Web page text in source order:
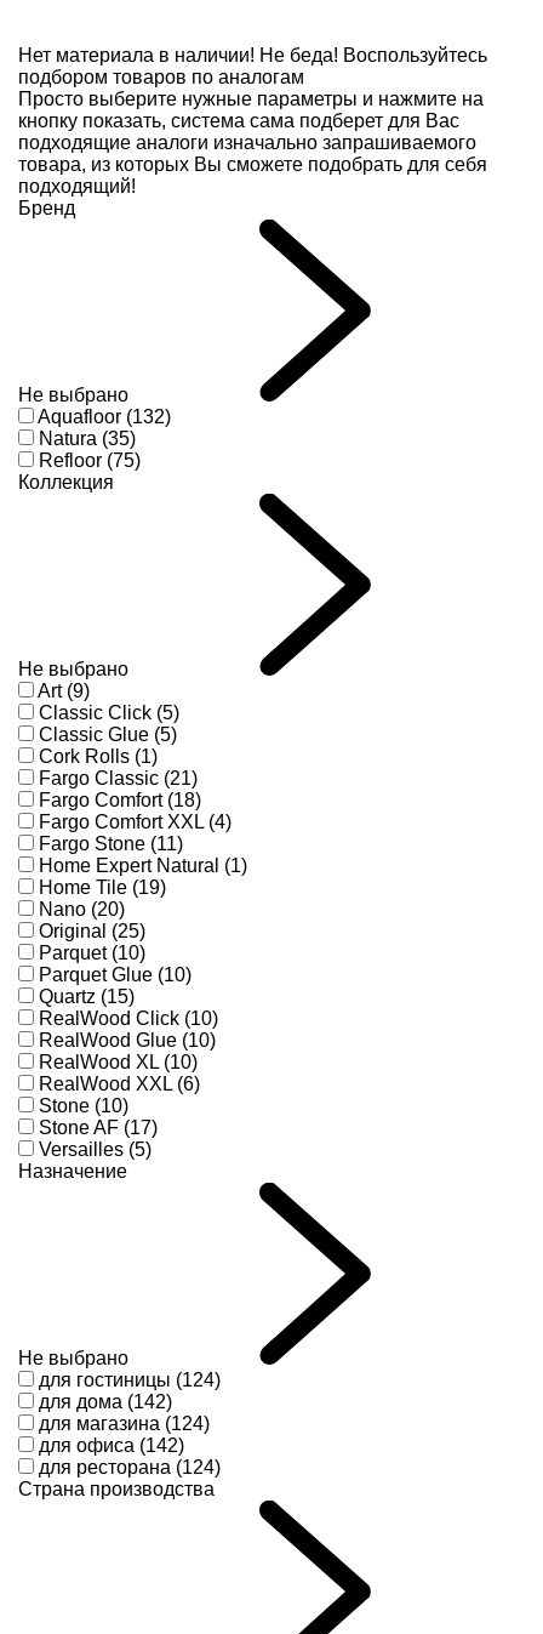
Нет материала в наличии! Не беда! Воспользуйтесь
подбором товаров по аналогам
Просто выберите нужные параметры и нажмите на
кнопку показать, система сама подберет для Вас
подходящие аналоги изначально запрашиваемого
товара, из которых Вы сможете подобрать для себя
подходящий!
Бренд
Не выбрано
Aquafloor (132)
Natura (35)
Refloor (75)
Коллекция
Не выбрано
Art (9)
Classic Click (5)
Classic Glue (5)
Cork Rolls (1)
Fargo Classic (21)
Fargo Comfort (18)
Fargo Comfort XXL (4)
Fargo Stone (11)
Home Expert Natural (1)
Home Tile (19)
Nano (20)
Original (25)
Parquet (10)
Parquet Glue (10)
Quartz (15)
RealWood Click (10)
RealWood Glue (10)
RealWood XL (10)
RealWood XXL (6)
Stone (10)
Stone AF (17)
Versailles (5)
Назначение
Не выбрано
для гостиницы (124)
для дома (142)
для магазина (124)
для офиса (142)
для ресторана (124)
Страна производства